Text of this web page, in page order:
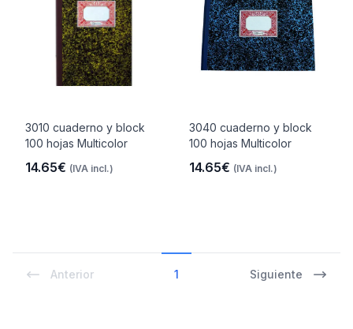
3010 cuaderno y block
100 hojas Multicolor
14.65€ (IVA incl.)
3040 cuaderno y block
100 hojas Multicolor
14.65€ (IVA incl.)
Anterior 1 Siguiente